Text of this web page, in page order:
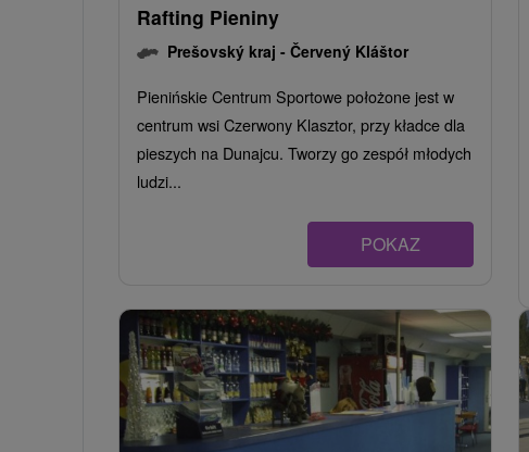
Rafting Pieniny
Prešovský kraj - Červený Kláštor
Pienińskie Centrum Sportowe położone jest w
centrum wsi Czerwony Klasztor, przy kładce dla
pieszych na Dunajcu. Tworzy go zespół młodych
ludzi...
POKAZ